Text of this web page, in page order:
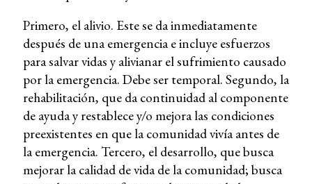
Primero, el alivio. Este se da inmediatamente
después de una emergencia e incluye esfuerzos
para salvar vidas y alivianar el sufrimiento causado
por la emergencia. Debe ser temporal. Segundo, la
rehabilitación, que da continuidad al componente
de ayuda y restablece y/o mejora las condiciones
preexistentes en que la comunidad vivía antes de
la emergencia. Tercero, el desarrollo, que busca
mejorar la calidad de vida de la comunidad; busca